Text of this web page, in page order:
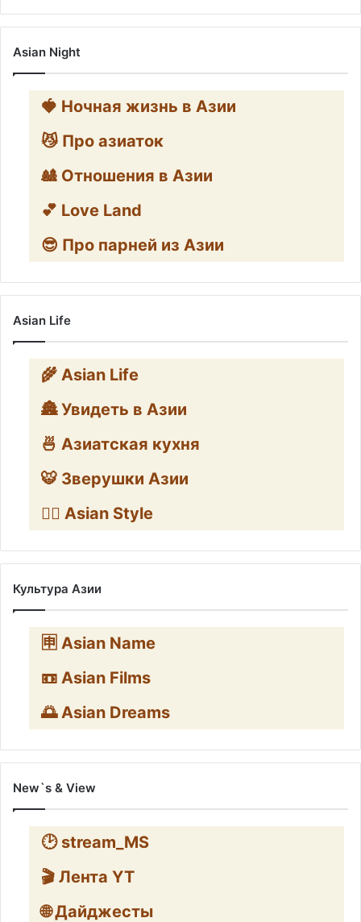
Asian Night
🍓 Ночная жизнь в Азии
😼 Про азиаток
🎎 Отношения в Азии
💕 Love Land
😎 Про парней из Азии
Asian Life
🌾 Asian Life
🏯 Увидеть в Азии
🍜 Азиатская кухня
🐯 Зверушки Азии
🧛‍♂️ Asian Style
Культура Азии
🈸 Asian Name
📼 Asian Films
🌅 Asian Dreams
New`s & View
🕑 stream_MS
🎬 Лента YT
🌐 Дайджесты